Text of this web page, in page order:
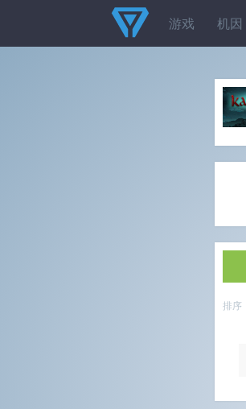
游戏 机因
排序